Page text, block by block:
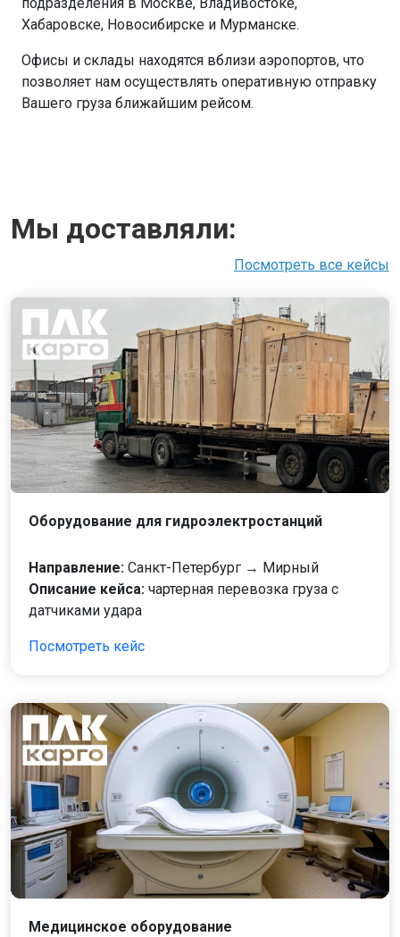
Хабаровске, Новосибирске и Мурманске.
Офисы и склады находятся вблизи аэропортов, что
позволяет нам осуществлять оперативную отправку
Вашего груза ближайшим рейсом.
Мы доставляли:
Посмотреть все кейсы
Оборудование для гидроэлектростанций
Направление: Санкт-Петербург → Мирный
Описание кейса: чартерная перевозка груза с
датчиками удара
Посмотреть кейс
Медицинское оборудование